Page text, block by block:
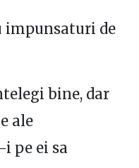
impunsaturi de
bine, dar
ale
pe ei sa